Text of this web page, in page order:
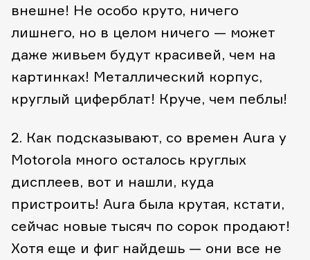
внешне! Не особо круто, ничего
лишнего, но в целом ничего — может
даже живьем будут красивей, чем на
картинках! Металлический корпус,
круглый циферблат! Круче, чем пеблы!
2. Как подсказывают, со времен Aura у
Motorola много осталось круглых
дисплеев, вот и нашли, куда
пристроить! Aura была крутая, кстати,
сейчас новые тысяч по сорок продают!
Хотя еще и фиг найдешь — они все не